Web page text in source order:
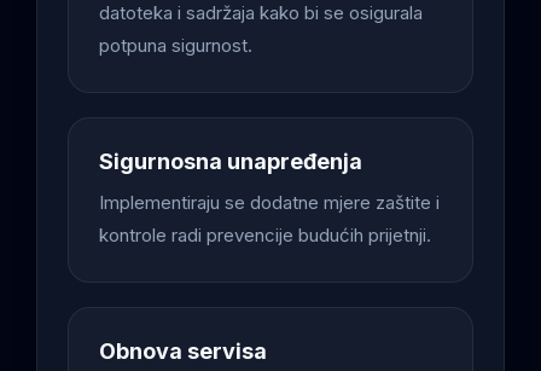
datoteka i sadržaja kako bi se osigurala
potpuna sigurnost.
Sigurnosna unapređenja
Implementiraju se dodatne mjere zaštite i
kontrole radi prevencije budućih prijetnji.
Obnova servisa